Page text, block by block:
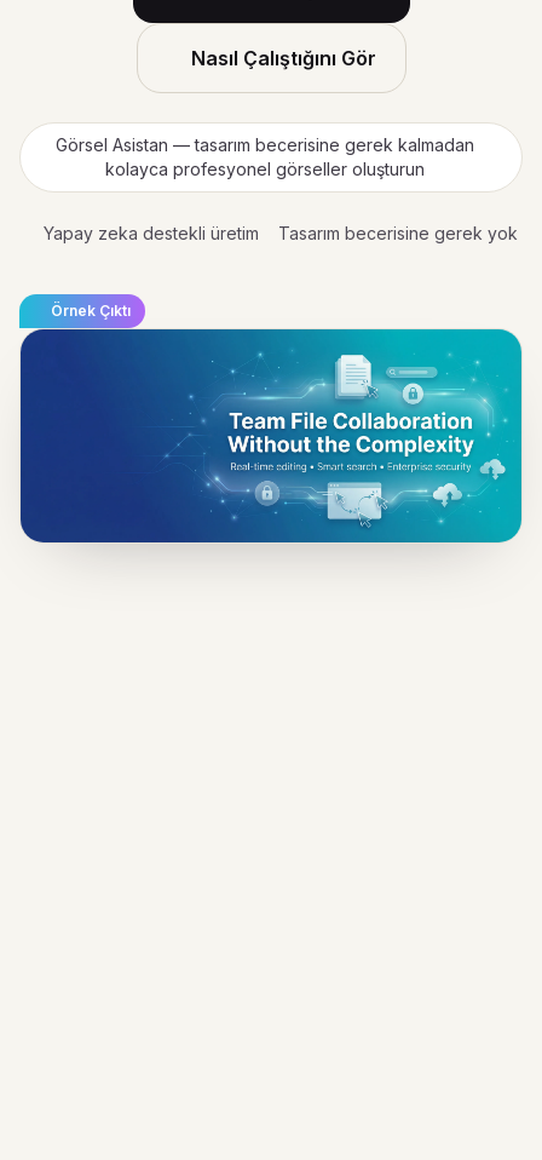
Nasıl Çalıştığını Gör
Görsel Asistan — tasarım becerisine gerek kalmadan
kolayca profesyonel görseller oluşturun
Yapay zeka destekli üretim Tasarım becerisine gerek yok
Örnek Çıktı